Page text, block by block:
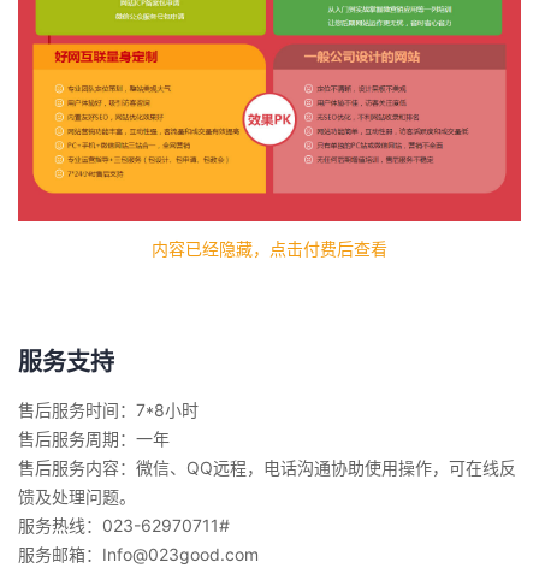
内容已经隐藏，点击付费后查看
服务支持
售后服务时间：7*8小时
售后服务周期：一年
售后服务内容：微信、QQ远程，电话沟通协助使用操作，可在线反
馈及处理问题。
服务热线：023-62970711#
服务邮箱：Info@023good.com